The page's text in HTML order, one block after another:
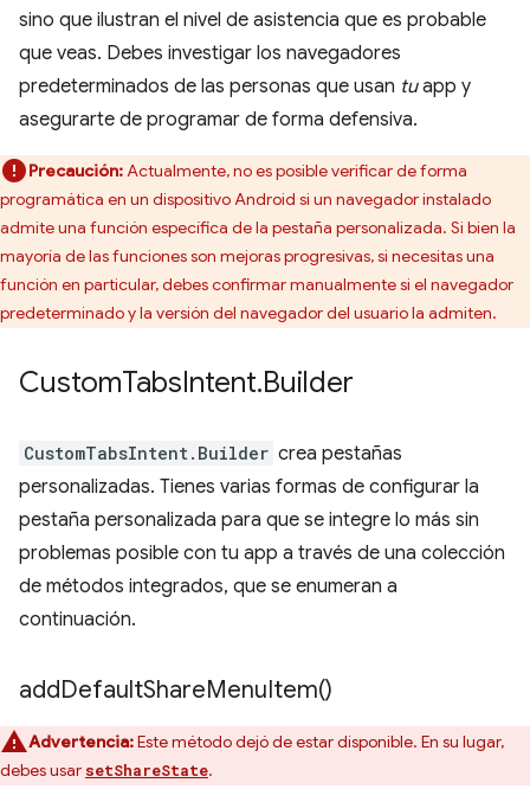
sino que ilustran el nivel de asistencia que es probable
que veas. Debes investigar los navegadores
predeterminados de las personas que usan tuapp y
asegurarte de programar de forma defensiva.
Precaución:Actualmente, no es posible verificar de forma
programática en un dispositivo Android si un navegador instalado
admite una función específica de la pestaña personalizada. Si bien la
mayoría de las funciones son mejoras progresivas, si necesitas una
función en particular, debes confirmar manualmente si el navegador
predeterminado y la versión del navegador del usuario la admiten.
CustomTabsIntent.Builder
CustomTabsIntent.Builder crea pestañas
personalizadas. Tienes varias formas de configurar la
pestaña personalizada para que se integre lo más sin
problemas posible con tu app a través de una colección
de métodos integrados, que se enumeran a
continuación.
addDefaultShareMenuItem()
Advertencia:Este método dejó de estar disponible. En su lugar,
debes usar setShareState.